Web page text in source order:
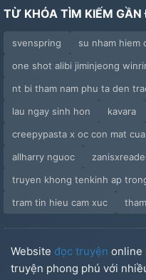
TỪ KHÓA TÌM KIẾM GẦN
svenspring su nham hiem
one shot alibi jiminjeong
nt bi tham nam phu ta den
lau ngay sinh hon
kavara
creepypasta x oc con mat
allharry nguoc
truyen khong tenkinh ap
tram tin hieu cam xuc
Website đọc truyện online
truyện phong phú với